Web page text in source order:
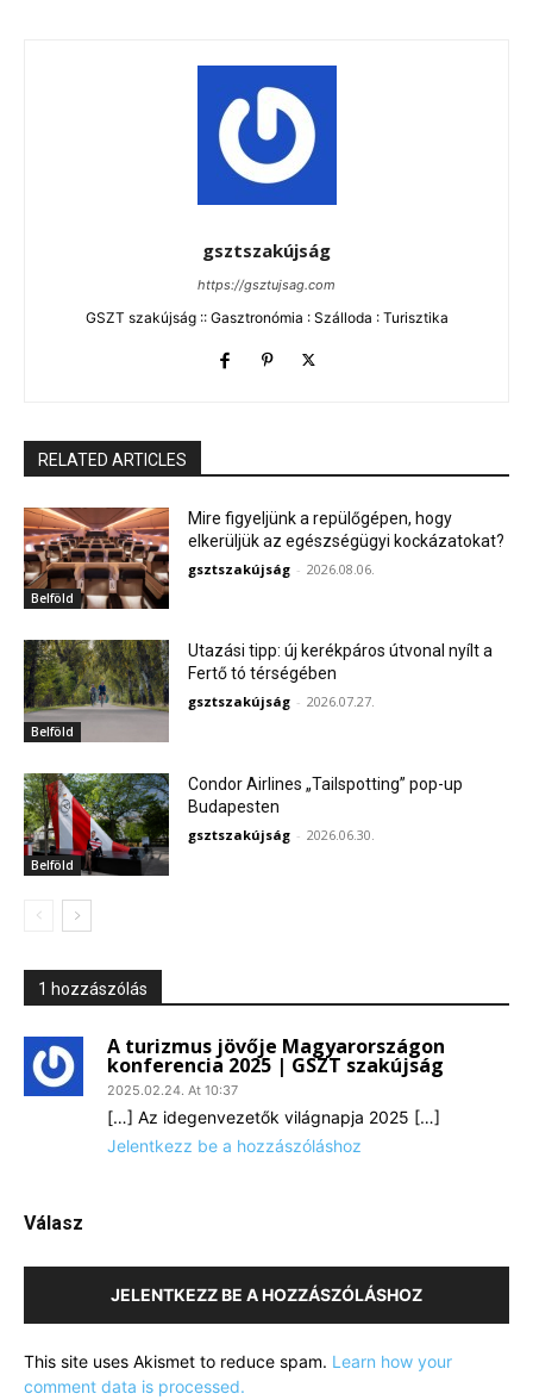
gsztszakújság
https://gsztujsag.com
GSZT szakújság :: Gasztronómia : Szálloda : Turisztika
RELATED ARTICLES
Belföld
Mire figyeljünk a repülőgépen, hogy
elkerüljük az egészségügyi kockázatokat?
gsztszakújság - 2026.08.06.
Belföld
Utazási tipp: új kerékpáros útvonal nyílt a
Fertő tó térségében
gsztszakújság - 2026.07.27.
Belföld
Condor Airlines „Tailspotting” pop-up
Budapesten
gsztszakújság - 2026.06.30.
1 hozzászólás
A turizmus jövője Magyarországon
konferencia 2025 | GSZT szakújság
2025.02.24. At 10:37
[…] Az idegenvezetők világnapja 2025 […]
Jelentkezz be a hozzászóláshoz
Válasz
JELENTKEZZ BE A HOZZÁSZÓLÁSHOZ
This site uses Akismet to reduce spam. Learn how your
comment data is processed.